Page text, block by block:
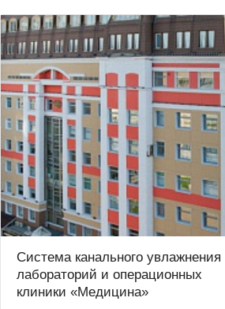
Система канального увлажнения
лабораторий и операционных
клиники «Медицина»